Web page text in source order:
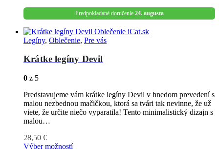
Predpokladané doručenie 24. augusta
Legíny, Oblečenie, Pre vás
Krátke legíny Devil
0 z 5
Predstavujeme vám krátke legíny Devil v hnedom prevedení s
malou nezbednou mačičkou, ktorá sa tvári tak nevinne, že už
viete, že určite niečo vyparatila! Tento minimalistický dizajn s
malou…
28,50 €
Výber možností